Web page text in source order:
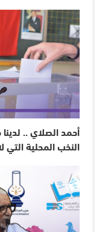
أحمد الصلاي ..
النخب المحلية